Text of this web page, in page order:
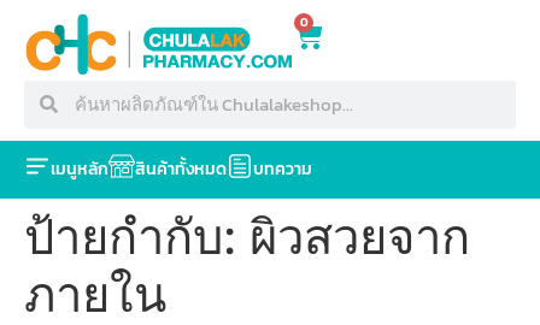
0
เมนูหลัก สินค้าทั้งหมด บทความ
ป้ายกำกับ: ผิวสวยจาก
ภายใน